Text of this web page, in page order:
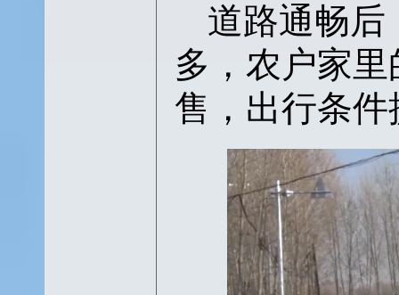
道路通畅后
多，农户家
售，出行条